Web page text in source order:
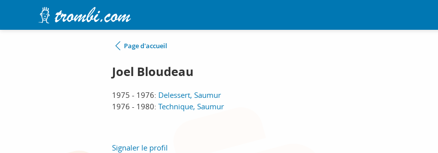
Page d'accueil
Joel Bloudeau
1975 - 1976: Delessert, Saumur
1976 - 1980: Technique, Saumur
Signaler le profil